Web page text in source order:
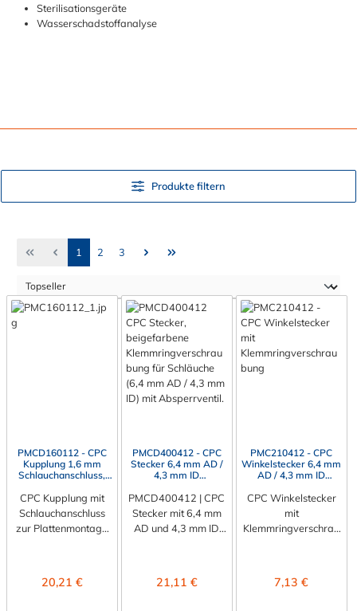
Sterilisationsgeräte
Wasserschadstoffanalyse
Produkte filtern
Seite
1 Seite
2 Seite
3
PMCD160112 - CPC
Kupplung 1,6 mm
Schlauchanschluss,
Absperrventil, EPDM-
Dichtung
CPC Kupplung mit
Schlauchanschluss
zur Plattenmontage
Schlauchanschluss für
Regulärer Preis:
20,21 €
PMCD400412 - CPC
Stecker 6,4 mm AD /
4,3 mm ID
ung, mit Absperrventil
PMCD400412 | CPC
Stecker mit 6,4 mm
AD und 4,3 mm ID
Plattenmontage Der
Regulärer Preis:
21,11 €
PMC210412 - CPC
Winkelstecker 6,4 mm
AD / 4,3 mm ID
ung, ohne
Absperrventil, EPDM
CPC Winkelstecker
mit
Klemmringverschrau
Klemmringverschrau
Regulärer Preis:
7,13 €